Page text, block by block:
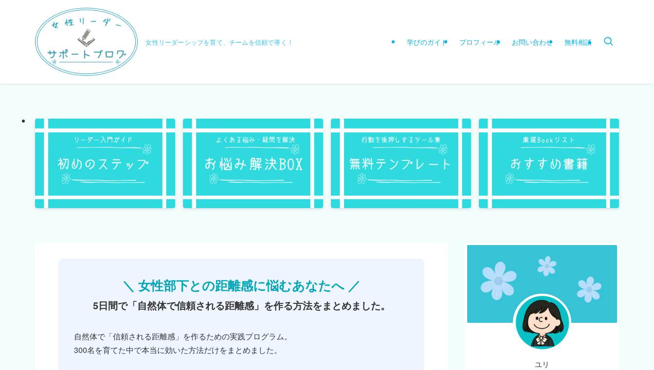
女性リーダーシップを育て、チームを信頼で導く！ 学びのガイド プロフィール お問い合わせ 無料相談
＼ 女性部下との距離感に悩むあなたへ ／
5日間で「自然体で信頼される距離感」を作る方法をまとめました。
自然体で「信頼される距離感」を作るための実践プログラム。
300名を育てた中で本当に効いた方法だけをまとめました。
ユリ